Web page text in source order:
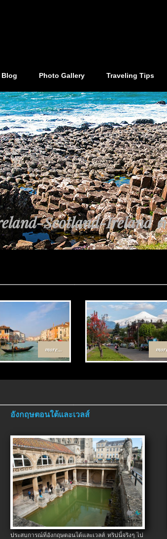
Blog Photo Gallery Traveling Tips
Scotland-Ireland
more...
อังกฤษตอนใต้และเวลส์
ประสบการณ์ที่อังกฤษตอนใต้และเวลส์ ทริปนี้จริงๆ ไป